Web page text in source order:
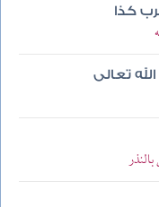
كذا
تعالى